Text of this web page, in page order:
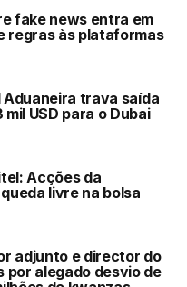
fake news entra em
regras às plataformas
Aduaneira trava saída
mil USD para o Dubai
Acções da
livre na bolsa
adjunto e director do
por alegado desvio de